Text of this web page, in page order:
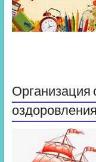
Организация
оздоровления